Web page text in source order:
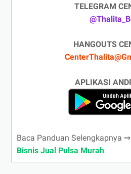
TELEGRAM
HANGOUTS
APLIKASI
Baca Panduan Selengkapnya ⇒
Bisnis Jual Pulsa Murah